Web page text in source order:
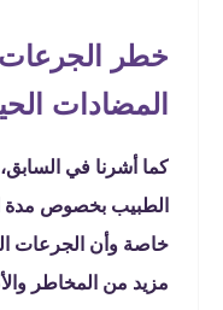
خطر الجرعات
المضادات
كما أشرنا في
الطبيب بخصوص مدة
خاصة وأن الجرعات
مزيد من المخاطر